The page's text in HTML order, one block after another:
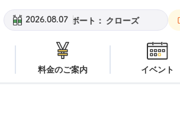
2026.08.07
里ボート：クローズ 黄金崎ビーチ： 潜
料金のご案内 イベント